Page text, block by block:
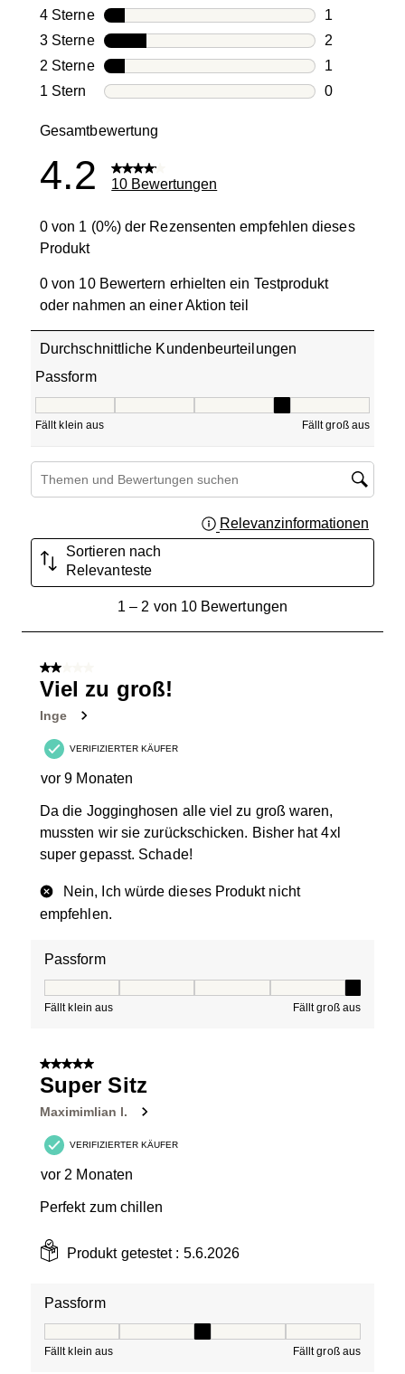
6
4 SterneSterne
1
1
3 SterneSterne
2
2
2 SterneSterne
1
1
1 Stern Sterne
0
Gesamtbewertung
4.2 10 Bewertungen
0 von 1 (0%) der Rezensenten empfehlen dieses
Produkt
0 von 10 Bewertern erhielten ein Testprodukt
oder nahmen an einer Aktion teil
Durchschnittliche Kundenbeurteilungen
Passform
Fällt klein aus Fällt groß aus
Suchthemen und Bewertungen Suchregion
Relevanzinformationen
Sortieren nach
Relevanteste
von
Bewertungen.
1 – 2 von 10 Bewertungen
2 von 5 Sternen.
Viel zu groß!
Inge
VERIFIZIERTER KÄUFER
vor 9 Monaten
Da die Jogginghosen alle viel zu groß waren,
mussten wir sie zurückschicken. Bisher hat 4xl
super gepasst. Schade!
Nein, Ich würde dieses Produkt nicht
empfehlen.
Passform
Fällt klein aus Fällt groß aus
5 von 5 Sternen.
Super Sitz
Maximimlian l.
VERIFIZIERTER KÄUFER
vor 2 Monaten
Perfekt zum chillen
Produkt getestet : 5.6.2026
Passform
Fällt klein aus Fällt groß aus